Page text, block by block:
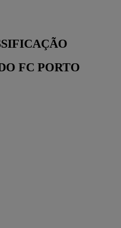
FC PORTO